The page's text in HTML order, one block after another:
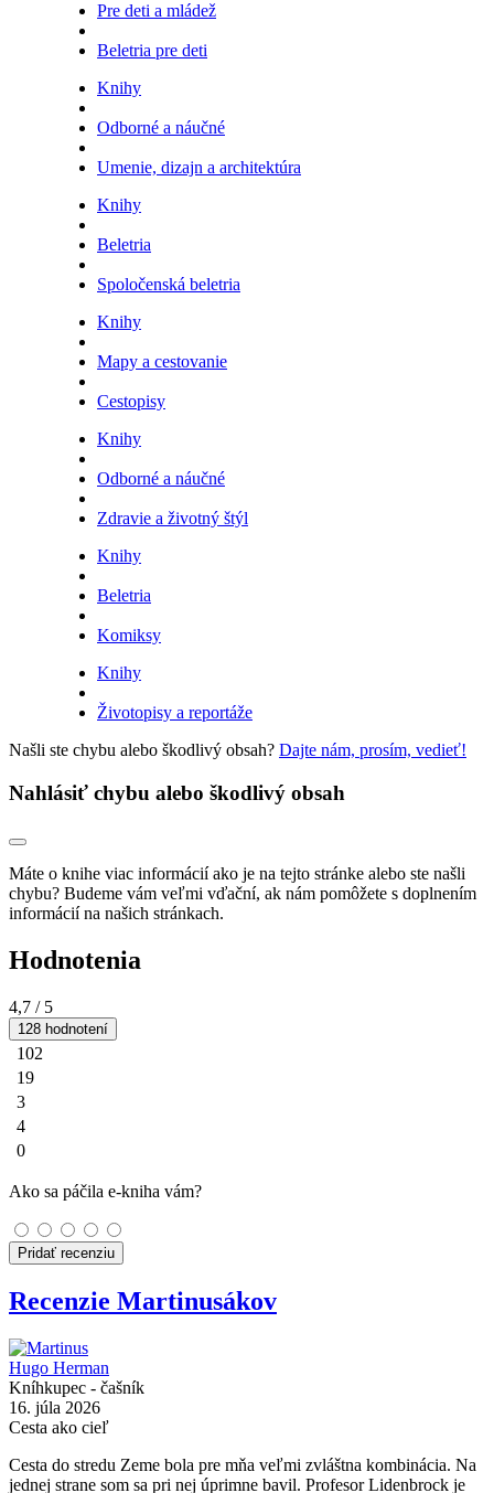
Pre deti a mládež
Beletria pre deti
Knihy
Odborné a náučné
Umenie, dizajn a architektúra
Knihy
Beletria
Spoločenská beletria
Knihy
Mapy a cestovanie
Cestopisy
Knihy
Odborné a náučné
Zdravie a životný štýl
Knihy
Beletria
Komiksy
Knihy
Životopisy a reportáže
Našli ste chybu alebo škodlivý obsah? Dajte nám, prosím, vedieť!
Nahlásiť chybu alebo škodlivý obsah
Máte o knihe viac informácií ako je na tejto stránke alebo ste našli
chybu? Budeme vám veľmi vďační, ak nám pomôžete s doplnením
informácií na našich stránkach.
Hodnotenia
4,7 / 5
128 hodnotení
102
19
3
4
0
Ako sa páčila e-kniha vám?
Pridať recenziu
Recenzie Martinusákov
Hugo Herman
Kníhkupec - čašník
16. júla 2026
Cesta ako cieľ
Cesta do stredu Zeme bola pre mňa veľmi zvláštna kombinácia. Na
jednej strane som sa pri nej úprimne bavil. Profesor Lidenbrock je